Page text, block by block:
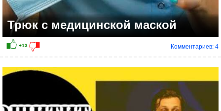
Трюк с медицинской маской
Комментариев: 4